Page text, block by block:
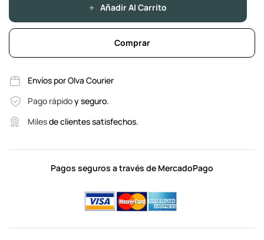
Añadir Al Carrito
Comprar
Envíos por Olva Courier
Pago rápidoy seguro.
Milesde clientes satisfechos.
Pagos seguros a través de MercadoPago